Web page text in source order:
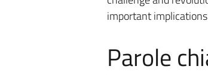
important
Parole